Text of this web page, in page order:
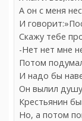
А он с меня
И
Скажу тебе
-Нет нет мне
Потом
И надо бы
Он вылил
Крестьянин
Но, а потом